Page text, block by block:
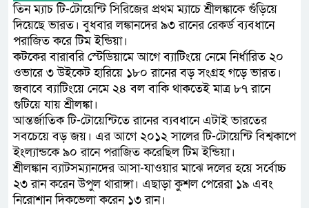
ফিলিপাইনের দক্ষিণ উপকূলে
তিন ম্যাচ টি-টোয়েন্টি সিরিজের প্রথম ম্যাচে শ্রীলঙ্কাকে গুঁড়িয়ে
দিয়েছে ভারত। বুধবার লঙ্কানদের ৯৩ রানের রেকর্ড ব্যবধানে
পরাজিত করে টিম ইন্ডিয়া।
কটকের বারাবরি স্টেডিয়ামে আগে ব্যাটিংয়ে নেমে নির্ধারিত ২০
ওভারে ৩ উইকেট হারিয়ে ১৮০ রানের বড় সংগ্রহ গড়ে ভারত।
জবাবে ব্যাটিংয়ে নেমে ২৪ বল বাকি থাকতেই মাত্র ৮৭ রানে
গুটিয়ে যায় শ্রীলঙ্কা।
আন্তর্জাতিক টি-টোয়েন্টিতে রানের ব্যবধানে এটাই ভারতের
সবচেয়ে বড় জয়। এর আগে ২০১২ সালের টি-টোয়েন্টি বিশ্বকাপে
ইংল্যান্ডকে ৯০ রানে পরাজিত করেছিল টিম ইন্ডিয়া।
শ্রীলঙ্কান ব্যাটসম্যানদের আসা-যাওয়ার মাঝে দলের হয়ে সর্বোচ্চ
২৩ রান করেন উপুল থারাঙ্গা। এছাড়া কুশল পেরেরা ১৯ এবং
নিরোশান দিকভেলা করেন ১৩ রান।